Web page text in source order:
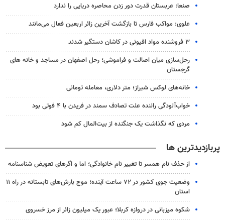
صنعا: عربستان قدرت دور زدن محاصره دریایی را ندارد
علوی: مواکب فارس تا بازگشت آخرین زائر اربعین فعال می‌مانند
۳ فروشنده مواد افیونی در کاشان دستگیر شدند
رحل‌سازی میان اصالت و فراموشی؛ رحل اصفهان در مساجد و خانه های
گرجستان
خانه‌های لوکس شیراز؛ متر دلاری، معامله تومانی
خواب‌آلودگی راننده علت تصادف سمند در فریدن با ۴ فوتی بود
مردی که نگذاشت یک جنگنده از بیت‌المال کم شود
پربازدیدترین ها
از حذف نام همسر تا تغییر نام خانوادگی؛ اما و اگرهای تعویض شناسنامه
وضعیت جوی کشور در ۷۲ ساعت آینده؛ موج بارش‌های تابستانه در راه ۱۱
استان
شکوه میزبانی در دروازه کربلا؛ عبور یک میلیون زائر از مرز خسروی